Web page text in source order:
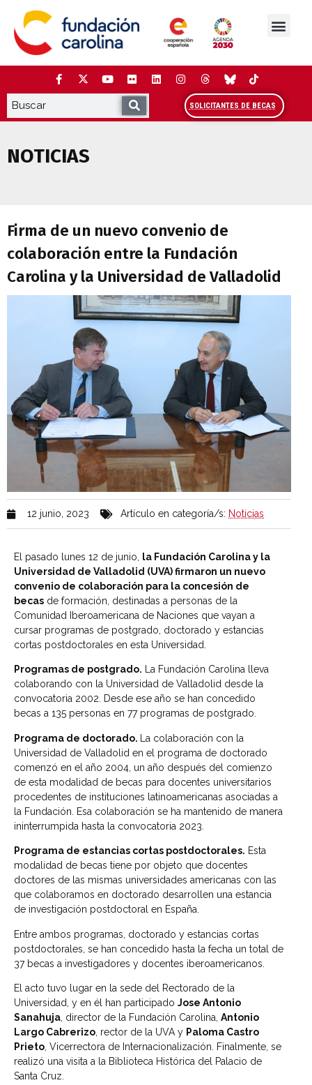
contenido
SOLICITANTES DE BECAS
NOTICIAS
Firma de un nuevo convenio de
colaboración entre la Fundación
Carolina y la Universidad de Valladolid
12 junio, 2023 Artículo en categoría/s: Noticias
El pasado lunes 12 de junio,
la Fundación Carolina y la
Universidad de Valladolid (UVA) firmaron un nuevo
convenio de colaboración para la concesión de
becas de formación, destinadas a personas de la
Comunidad Iberoamericana de Naciones que vayan a
cursar programas de postgrado, doctorado y estancias
cortas postdoctorales en esta Universidad.
Programas de postgrado. La Fundación Carolina lleva
colaborando con la Universidad de Valladolid desde la
convocatoria 2002. Desde ese año se han concedido
becas a 135 personas en 77 programas de postgrado.
Programa de doctorado.
La colaboración con la
Universidad de Valladolid en el programa de doctorado
comenzó en el año 2004, un año después del comienzo
de esta modalidad de becas para docentes universitarios
procedentes de instituciones latinoamericanas asociadas a
la Fundación. Esa colaboración se ha mantenido de manera
ininterrumpida hasta la convocatoria 2023.
Programa de estancias cortas postdoctorales. Esta
modalidad de becas tiene por objeto que docentes
doctores de las mismas universidades americanas con las
que colaboramos en doctorado desarrollen una estancia
de investigación postdoctoral en España.
Entre ambos programas, doctorado y estancias cortas
postdoctorales, se han concedido hasta la fecha un total de
37 becas a investigadores y docentes iberoamericanos.
El acto tuvo lugar en la sede del Rectorado de la
Universidad, y en él han participado Jose Antonio
Sanahuja , director de la Fundación Carolina, Antonio
Largo Cabrerizo , rector de la UVA y Paloma Castro
Prieto , Vicerrectora de Internacionalización. Finalmente, se
realizó una visita a la Biblioteca Histórica del Palacio de
Santa Cruz.